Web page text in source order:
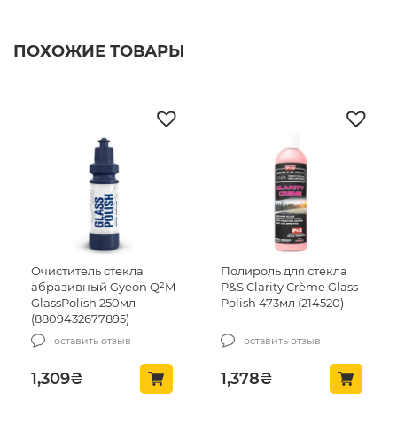
ПОХОЖИЕ ТОВАРЫ
Очиститель стекла
абразивный Gyeon Q²M
GlassPolish 250мл
(8809432677895)
оставить отзыв
1,309₴
Полироль для стекла
P&S Clarity Crème Glass
Polish 473мл (214520)
оставить отзыв
1,378₴